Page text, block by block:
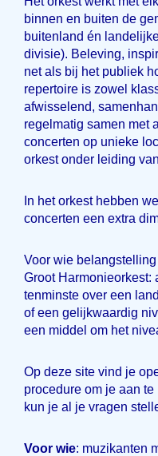
binnen en buiten de
buitenland én
divisie). Beleving,
net als bij het publiek
repertoire is zowel
afwisselend,
regelmatig samen met
concerten op unieke
orkest onder leiding
In het orkest hebben
concerten een extra
Voor wie
Groot Harmonieorkest:
tenminste over een
of een gelijkwaardig
een middel om het
Op deze site vind je
procedure om je aan
kun je al je vragen
Voor wie: muzikanten